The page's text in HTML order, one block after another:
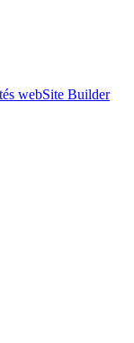
webSite Builder